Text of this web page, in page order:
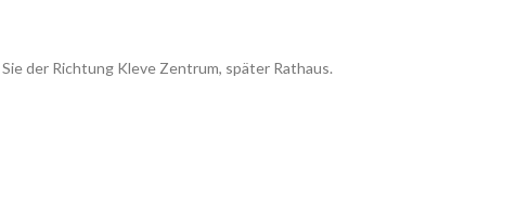
der Richtung Kleve Zentrum, später Rathaus.